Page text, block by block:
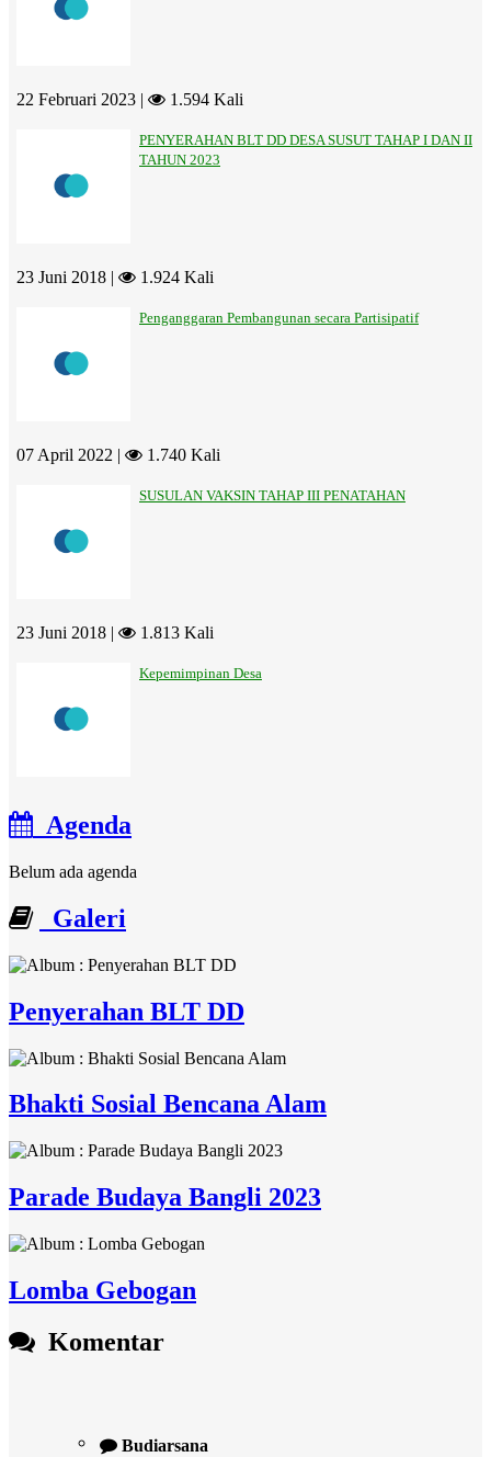
22 Februari 2023 | 1.594 Kali
PENYERAHAN BLT DD DESA SUSUT TAHAP I DAN II
TAHUN 2023
23 Juni 2018 | 1.924 Kali
Penganggaran Pembangunan secara Partisipatif
07 April 2022 | 1.740 Kali
SUSULAN VAKSIN TAHAP III PENATAHAN
23 Juni 2018 | 1.813 Kali
Kepemimpinan Desa
Agenda
Belum ada agenda
Galeri
Penyerahan BLT DD
Bhakti Sosial Bencana Alam
Parade Budaya Bangli 2023
Lomba Gebogan
Komentar
22 September 2023 07:18:16